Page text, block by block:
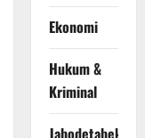
Ekonomi
Hukum &
Kriminal
Jabodetabek